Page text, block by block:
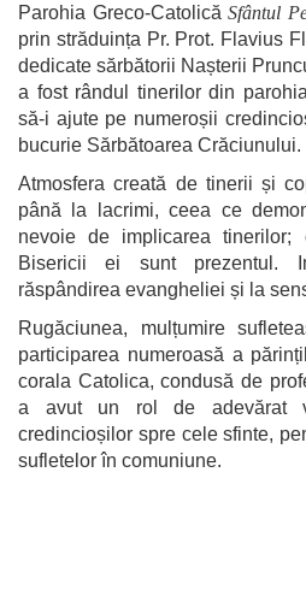
Parohia Greco-CatolicăSfântul
prin străduința Pr. Prot. Flavius
dedicate sărbătorii Nașterii
a fost rândul tinerilor din
să-i ajute pe numeroșii
bucurie Sărbătoarea Crăciunului.
Atmosfera creată de tinerii și
până la lacrimi, ceea ce
nevoie de implicarea
Bisericii ei sunt prezentul.
răspândirea evangheliei și la
Rugăciunea, mulțumire
participarea numeroasă a
corala Catolica, condusă de
a avut un rol de adevărat
credincioșilor spre cele sfinte,
sufletelor în comuniune.